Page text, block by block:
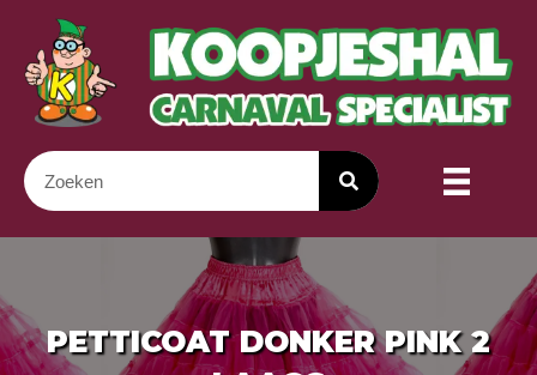
PETTICOAT DONKER PINK 2